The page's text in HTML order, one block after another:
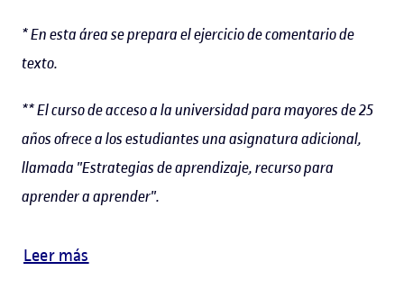
* En esta área se prepara el ejercicio de comentario de
texto.
** El curso de acceso a la universidad para mayores de 25
años ofrece a los estudiantes una asignatura adicional,
llamada "Estrategias de aprendizaje, recurso para
aprender a aprender".
Leer más